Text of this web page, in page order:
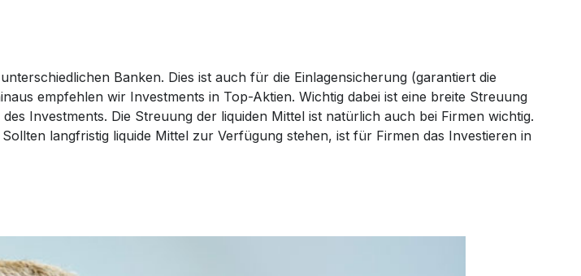
Banken. Dies ist auch für die Einlagensicherung (garantiert die
empfehlen wir Investments in Top-Aktien. Wichtig dabei ist eine breite Streuung
Investments. Die Streuung der liquiden Mittel ist natürlich auch bei Firmen wichtig.
langfristig liquide Mittel zur Verfügung stehen, ist für Firmen das Investieren in